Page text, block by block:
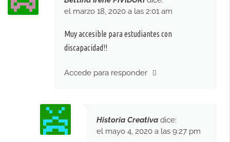
el marzo 18, 2020 a las 2:01 am
Muy accesible para estudiantes con
discapacidad!!
Accede para responder
Historia Creativa dice:
el mayo 4, 2020 a las 9:27 pm